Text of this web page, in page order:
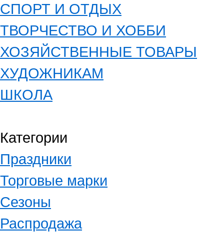
СПОРТ И ОТДЫХ
ТВОРЧЕСТВО И ХОББИ
ХОЗЯЙСТВЕННЫЕ ТОВАРЫ
ХУДОЖНИКАМ
ШКОЛА
Категории
Праздники
Торговые марки
Сезоны
Распродажа